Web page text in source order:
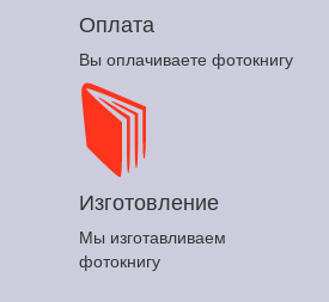
Оплата
Вы оплачиваете фотокнигу
Изготовление
Мы изготавливаем
фотокнигу